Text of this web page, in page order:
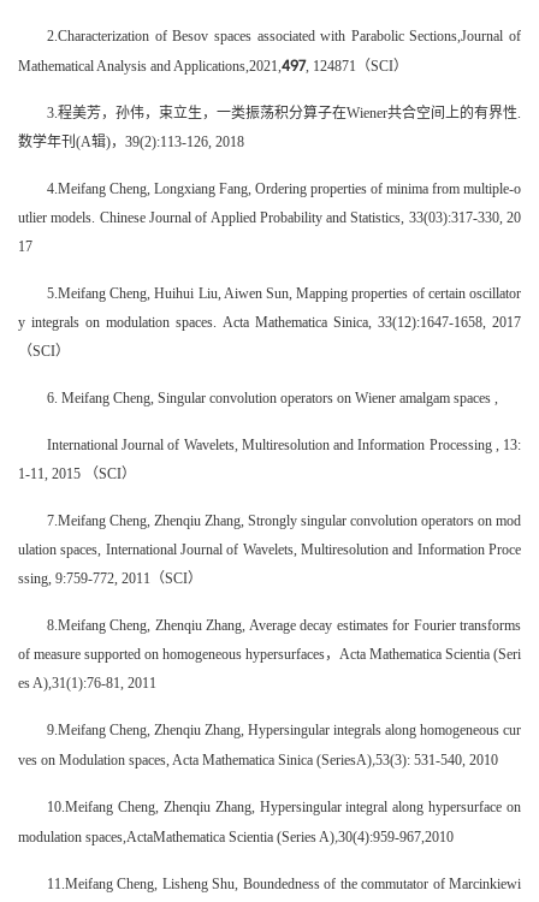
2.Characterization of Besov spaces associated with Parabolic Sections,Journal of
Mathematical Analysis and Applications,2021, 497, 124871（SCI）
3.程美芳，孙伟，束立生，一类振荡积分算子在Wiener共合空间上的有界性.
数学年刊(A辑)，39(2):113-126, 2018
4.Meifang Cheng, Longxiang Fang, Ordering properties of minima from multiple-o
utlier models. Chinese Journal of Applied Probability and Statistics, 33(03):317-330, 20
17
5.Meifang Cheng, Huihui Liu, Aiwen Sun, Mapping properties of certain oscillator
y integrals on modulation spaces. Acta Mathematica Sinica, 33(12):1647-1658, 2017
（SCI）
6. Meifang Cheng, Singular convolution operators on Wiener amalgam spaces ,
International Journal of Wavelets, Multiresolution and Information Processing , 13:
1-11, 2015 （SCI）
7.Meifang Cheng, Zhenqiu Zhang, Strongly singular convolution operators on mod
ulation spaces, International Journal of Wavelets, Multiresolution and Information Proce
ssing, 9:759-772, 2011（SCI）
8.Meifang Cheng, Zhenqiu Zhang, Average decay estimates for Fourier transforms
of measure supported on homogeneous hypersurfaces，Acta Mathematica Scientia (Seri
es A),31(1):76-81, 2011
9.Meifang Cheng, Zhenqiu Zhang, Hypersingular integrals along homogeneous cur
ves on Modulation spaces, Acta Mathematica Sinica (SeriesA),53(3): 531-540, 2010
10.Meifang Cheng, Zhenqiu Zhang, Hypersingular integral along hypersurface on
modulation spaces,ActaMathematica Scientia (Series A),30(4):959-967,2010
11.Meifang Cheng, Lisheng Shu, Boundedness of the commutator of Marcinkiewi